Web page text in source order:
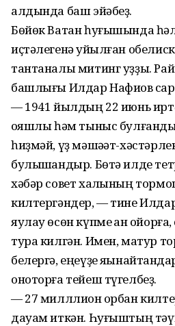
алдында баш эйәбеҙ.
Бөйөк Ватан һуғышында
иҫтәлегенә ҡуйылған
тантаналы митинг уҙҙы.
башлығы Илдар Нафиҡов
— 1941 йылдың 22 июнь
ҡояшлы һәм тыныс
һиҙмәй, үҙ мәшәҡәт-
булышҡандыр. Бөтә илде
хәбәр совет халҡының
килтергәндер, — тине
яулау өсөн күпме ҡан
тура килгән. Имен, матур
белергә, еңеүҙе
оноторға тейеш түгелбеҙ.
— 27 милллион ҡорбан
дауам иткән. Һуғыштың